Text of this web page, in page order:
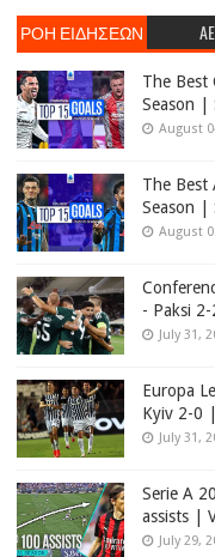
ΡΟΗ ΕΙΔΗΣΕΩΝ
The Best
Season |
August
The Best
Season |
August
- Paksi
July 31,
Europa
Kyiv 2-0
July 31,
Serie A
assists |
July 29,